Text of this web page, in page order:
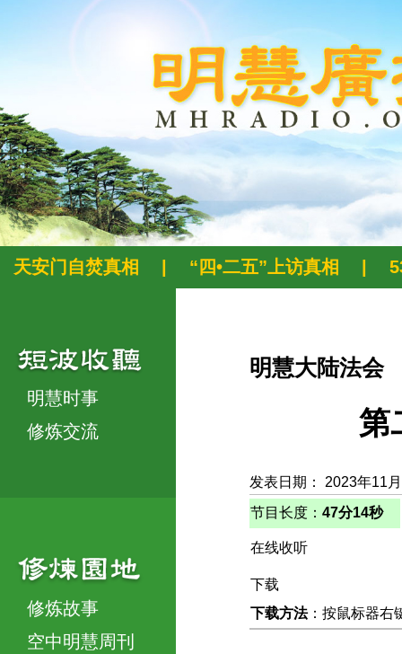
天安门自焚真相 “四•二五”上访真相
明慧时事
修炼交流
修炼故事
空中明慧周刊
明慧大陆法会
第
发表日期： 2023年11
节目长度： 47分14秒
在线收听
下载
下载方法：按鼠标器右